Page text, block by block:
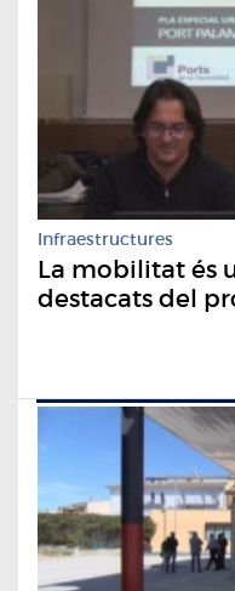
Infraestructures
La mobilitat és
destacats del